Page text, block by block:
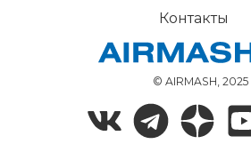
© AIRMASH, 2025
Контакты